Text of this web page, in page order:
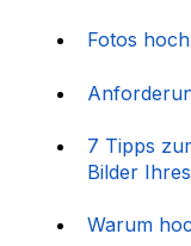
Fotos
7 Tipps
Bilder
Warum